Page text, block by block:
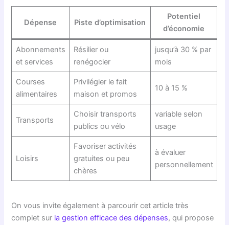
Dépense Piste d’optimisation
Potentiel
d’économie
Abonnements
et services
Résilier ou
renégocier
jusqu’à 30 % par
mois
Courses
alimentaires
Privilégier le fait
maison et promos
10 à 15 %
Transports
Choisir transports
publics ou vélo
variable selon
usage
Loisirs
Favoriser activités
gratuites ou peu
chères
à évaluer
personnellement
On vous invite également à parcourir cet article très
complet sur la gestion efficace des dépenses, qui propose